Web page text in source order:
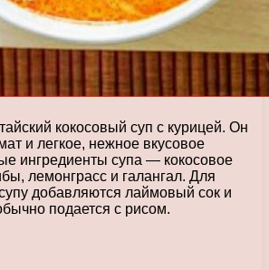
кокосовый суп с курицей. Он
и легкое, нежное вкусовое
ингредиенты супа — кокосовое
лемонграсс и галангал. Для
добавляются лаймовый сок и
подается с рисом.